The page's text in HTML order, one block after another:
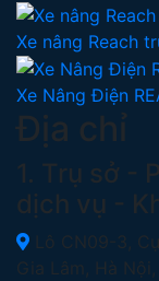
Xe nâng Reach
Xe Nâng Điện
Địa chỉ
1. Trụ sở -
dịch vụ -
Lô CN09-3,
Gia Lâm, Hà